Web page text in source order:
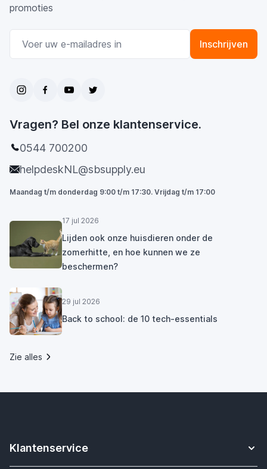
promoties
Inschrijven
Vragen? Bel onze klantenservice.
0544 700200
helpdeskNL@sbsupply.eu
Maandag t/m donderdag 9:00 t/m 17:30. Vrijdag t/m 17:00
17 jul 2026
Lijden ook onze huisdieren onder de
zomerhitte, en hoe kunnen we ze
beschermen?
29 jul 2026
Back to school: de 10 tech-essentials
Zie alles
Klantenservice